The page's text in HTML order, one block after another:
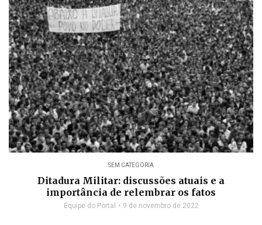
SEM CATEGORIA
Ditadura Militar: discussões atuais e a
importância de relembrar os fatos
Equipe do Portal 9 de novembro de 2022